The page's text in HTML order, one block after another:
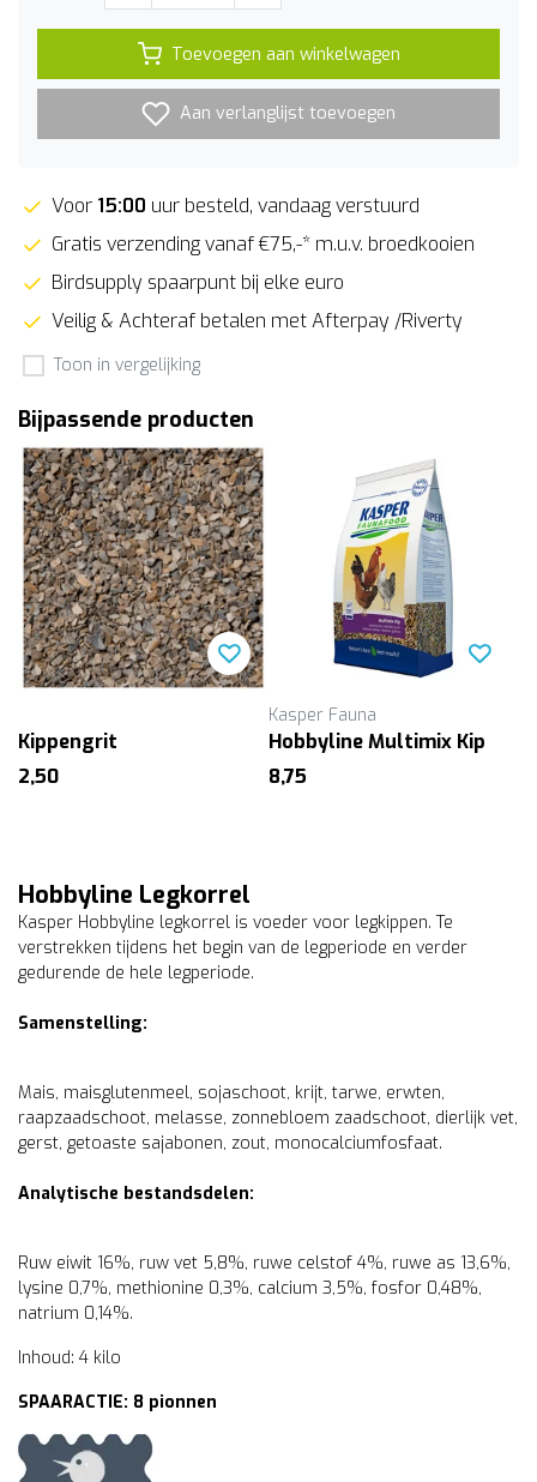
Toevoegen aan winkelwagen
Aan verlanglijst toevoegen
Voor 15:00 uur besteld, vandaag verstuurd
Gratis verzending vanaf €75,-* m.u.v. broedkooien
Birdsupply spaarpunt bij elke euro
Veilig & Achteraf betalen met Afterpay /Riverty
Toon in vergelijking
Bijpassende producten
Kippengrit
2,50
Kasper Fauna
Hobbyline Multimix Kip
8,75
Hobbyline Legkorrel
Kasper Hobbyline legkorrel is voeder voor legkippen. Te
verstrekken tijdens het begin van de legperiode en verder
gedurende de hele legperiode.
Samenstelling:
Mais, maisglutenmeel, sojaschoot, krijt, tarwe, erwten,
raapzaadschoot, melasse, zonnebloem zaadschoot, dierlijk vet,
gerst, getoaste sajabonen, zout, monocalciumfosfaat.
Analytische bestandsdelen:
Ruw eiwit 16%, ruw vet 5,8%, ruwe celstof 4%, ruwe as 13,6%,
lysine 0,7%, methionine 0,3%, calcium 3,5%, fosfor 0,48%,
natrium 0,14%.
Inhoud: 4 kilo
SPAARACTIE: 8 pionnen